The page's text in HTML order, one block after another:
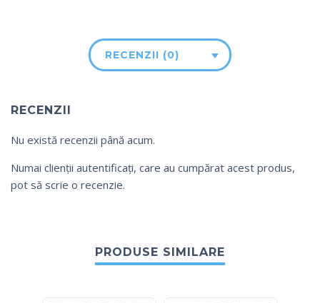
RECENZII (0)
RECENZII
Nu există recenzii până acum.
Numai clienții autentificați, care au cumpărat acest produs,
pot să scrie o recenzie.
PRODUSE SIMILARE